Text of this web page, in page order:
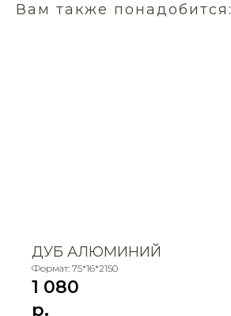
Вам также понадобится:
ДУБ АЛЮМИНИЙ
Формат: 75*16*2150
1 080
р.